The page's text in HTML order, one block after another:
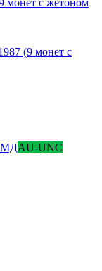
(9 монет с
AU-UNC